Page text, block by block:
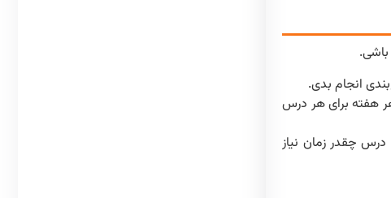
انجام بدی.
هفته برای هر درس
چقدر زمان نیاز